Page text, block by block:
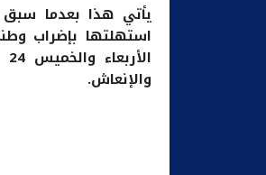
يأتي هذا بعدما سبق
والإنعاش.